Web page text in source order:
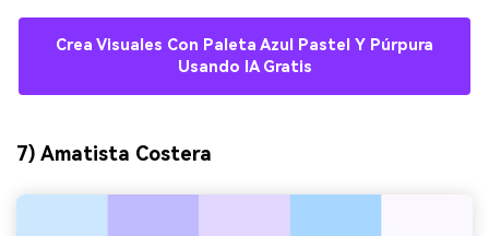
Crea Visuales Con Paleta Azul Pastel Y Púrpura
Usando IA Gratis
7) Amatista Costera